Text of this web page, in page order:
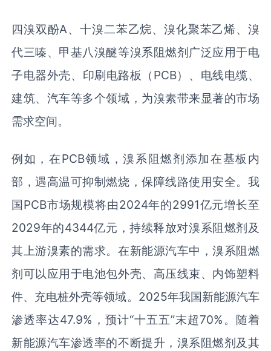
四溴双酚A、十溴二苯乙烷、溴化聚苯乙烯、溴
代三嗪、甲基八溴醚等溴系阻燃剂广泛应用于电
子电器外壳、印刷电路板（PCB）、电线电缆、
建筑、汽车等多个领域，为溴素带来显著的市场
需求空间。
例如，在PCB领域，溴系阻燃剂添加在基板内
部，遇高温可抑制燃烧，保障线路使用安全。我
国PCB市场规模将由2024年的2991亿元增长至
2029年的4344亿元，持续释放对溴系阻燃剂及
其上游溴素的需求。在新能源汽车中，溴系阻燃
剂可以应用于电池包外壳、高压线束、内饰塑料
件、充电桩外壳等领域。2025年我国新能源汽车
渗透率达47.9%，预计“十五五”末超70%。随着
新能源汽车渗透率的不断提升，溴系阻燃剂及其